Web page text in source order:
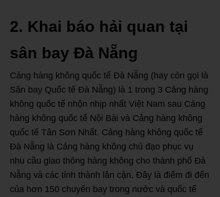
2. Khai báo hải quan tại
sân bay Đà Nẵng
Cảng hàng không quốc tế Đà Nẵng (hay còn gọi là
Sân bay Quốc tế Đà Nẵng) là 1 trong 3 Cảng hàng
không quốc tế nhộn nhịp nhất Việt Nam sau Cảng
hàng không quốc tế Nội Bài và Cảng hàng không
quốc tế Tân Sơn Nhất. Cảng hàng không quốc tế
Đà Nẵng là Cảng hàng không chủ đạo phục vụ
nhu cầu giao thông hàng không cho thành phố Đà
Nẵng và các tỉnh thành lân cận. Đây là điểm đi đến
của hơn 150 chuyến bay trong nước và quốc tế